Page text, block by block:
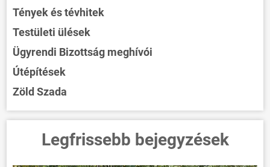
Tények és tévhitek
Testületi ülések
Ügyrendi Bizottság meghívói
Útépítések
Zöld Szada
Legfrissebb bejegyzések